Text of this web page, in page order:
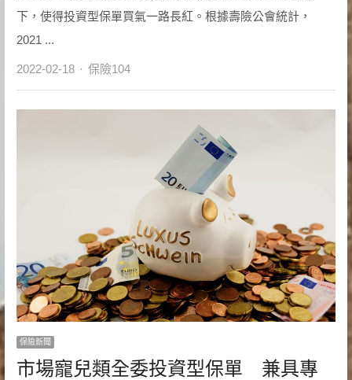
下，使得投資型保單買氣一路長紅。根據壽險公會統計，
2021 ...
2022-02-18 Author
保險104
保險新聞
市場寵兒類全委投資型保單 兼具專